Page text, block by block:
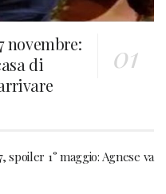
novembre:
di
1° maggio: Agnese va